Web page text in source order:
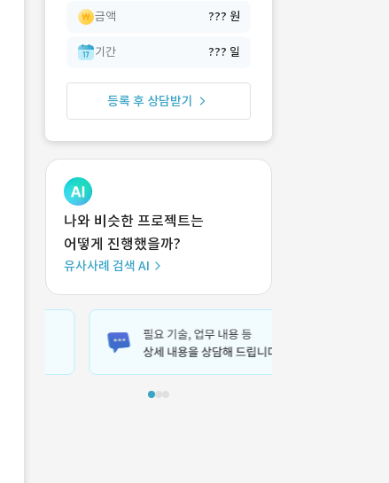
금액 ??? 원
기간 ??? 일
등록 후 상담받기
나와 비슷한 프로젝트는
어떻게 진행했을까?
유사사례 검색 AI